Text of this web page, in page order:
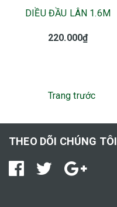
DIỀU ĐẦU LÂN 1.6M
220.000₫
Trang trước
THEO DÕI CHÚNG TÔI